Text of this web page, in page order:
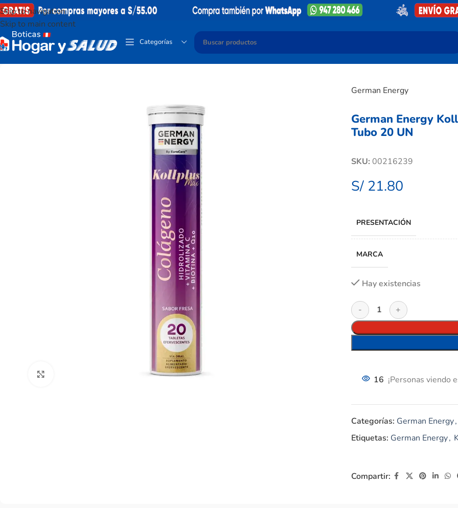
Skip to navigation
Skip to main content
Categorías
German Energy
German Energy
Tubo 20 UN
SKU: 00216239
S/21.80
PRESENTACIÓN
MARCA
Hay existencias
16 ¡Personas viendo
Categorías: German Energy,
Etiquetas: German Energy,
Compartir: